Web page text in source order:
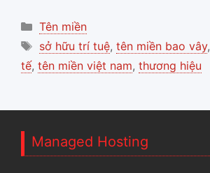
Categories
Tên miền
Tags
sở hữu trí tuệ, tên miền bao vây,
tế, tên miền việt nam, thương hiệu
Managed Hosting